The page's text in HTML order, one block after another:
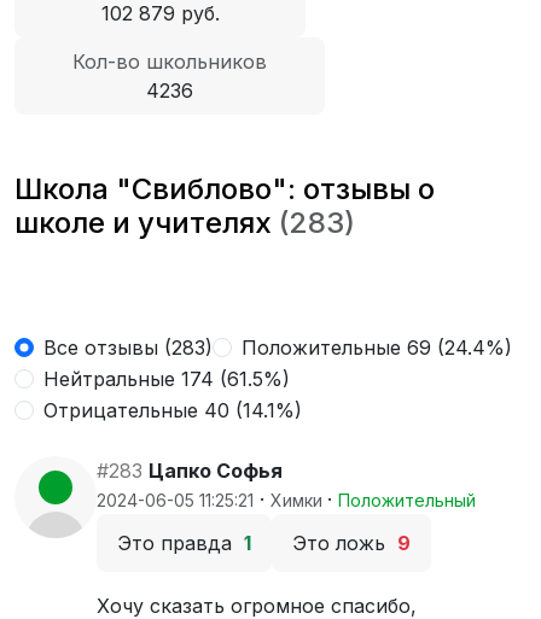
102 879 руб.
Кол-во школьников
4236
Школа "Свиблово": отзывы о
школе и учителях (283)
Все отзывы (283)
Положительные 69 (24.4%)
Нейтральные 174 (61.5%)
Отрицательные 40 (14.1%)
#283 Цапко Софья
2024-06-05 11:25:21 · Химки · Положительный
Это правда 1 Это ложь 9
Хочу сказать огромное спасибо,